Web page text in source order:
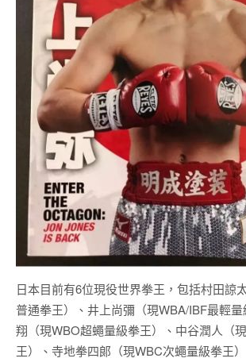
日本目前有6位現役世界拳王，包括村田諒
普通拳王）、井上尚彌（現WBA/IBF最輕
翔（現WBO超蠅量級拳王）、中谷潤人（
王）、寺地拳四郎（現WBC次蠅量級拳王